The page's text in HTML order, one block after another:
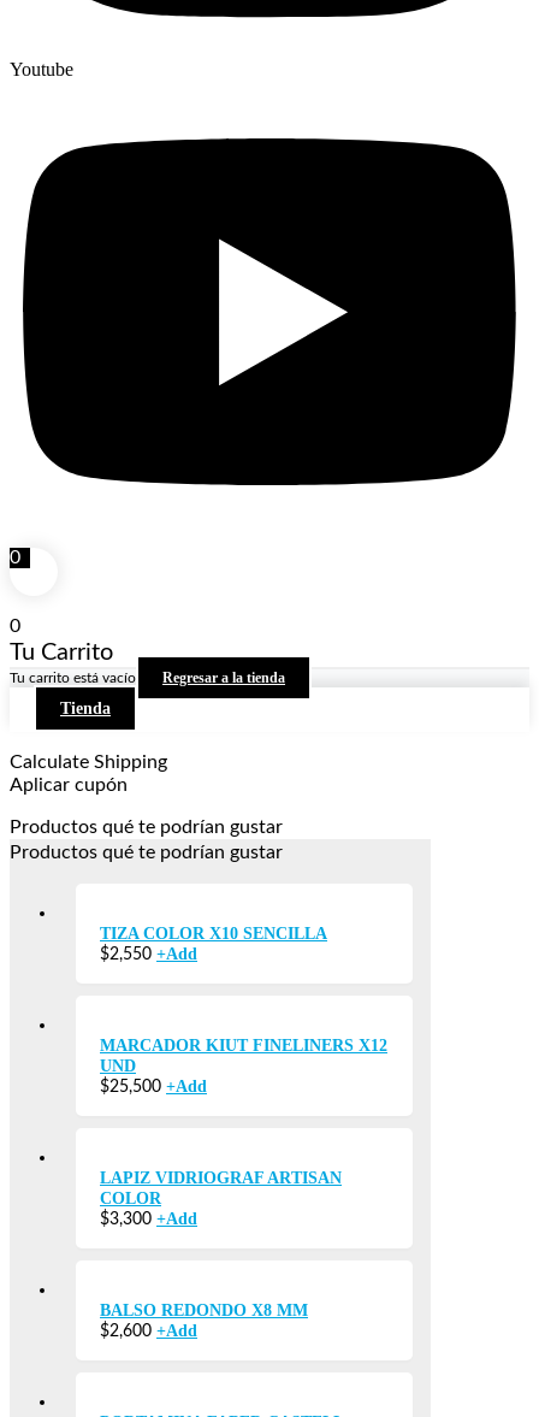
Youtube
0
0
Tu Carrito
Tu carrito está vacío Regresar a la tienda
Tienda
Calculate Shipping
Aplicar cupón
Productos qué te podrían gustar
Productos qué te podrían gustar
TIZA COLOR X10 SENCILLA
$2,550 +Add
MARCADOR KIUT FINELINERS X12
UND
$25,500 +Add
LAPIZ VIDRIOGRAF ARTISAN
COLOR
$3,300 +Add
BALSO REDONDO X8 MM
$2,600 +Add